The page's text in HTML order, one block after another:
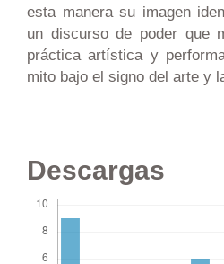
esta manera su imagen
un discurso de poder que
práctica artística y
mito bajo el signo del arte y
Descargas